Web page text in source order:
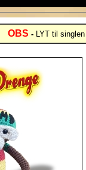
OBS - LYT til